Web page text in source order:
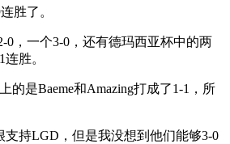
胜了。
一个3-0，还有德玛西亚杯中的两
胜。
是Baeme和Amazing打成了1-1，所
持LGD，但是我没想到他们能够3-0